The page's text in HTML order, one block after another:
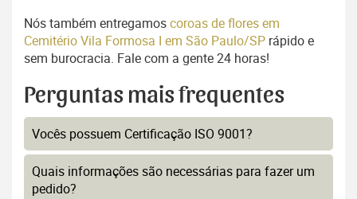
Nós também entregamoscoroas de flores em
Cemitério Vila Formosa I em São Paulo/SP rápido e
sem burocracia. Fale com a gente 24 horas!
Perguntas mais frequentes
Vocês possuem Certificação ISO 9001?
Quais informações são necessárias para fazer um
pedido?